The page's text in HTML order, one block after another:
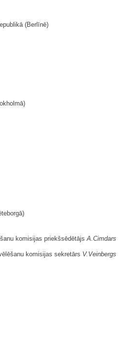
(Berlīnē)
komisijas priekšsēdētājsA.Cimdars
komisijas sekretārs V.Veinbergs